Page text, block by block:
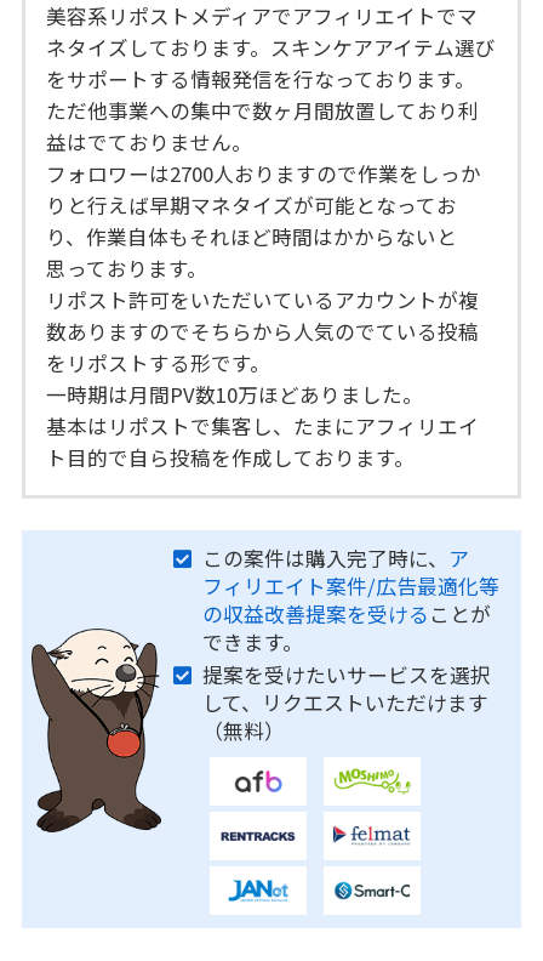
美容系リポストメディアでアフィリエイトでマ
ネタイズしております。スキンケアアイテム選び
をサポートする情報発信を行なっております。
ただ他事業への集中で数ヶ月間放置しており利
益はでておりません。
フォロワーは2700人おりますので作業をしっか
りと行えば早期マネタイズが可能となってお
り、作業自体もそれほど時間はかからないと
思っております。
リポスト許可をいただいているアカウントが複
数ありますのでそちらから人気のでている投稿
をリポストする形です。
一時期は月間PV数10万ほどありました。
基本はリポストで集客し、たまにアフィリエイ
ト目的で自ら投稿を作成しております。
この案件は購入完了時に、 ア
フィリエイト案件/広告最適化等
の収益改善提案を受ける ことが
できます。
提案を受けたいサービスを選択
して、リクエストいただけます
（無料）